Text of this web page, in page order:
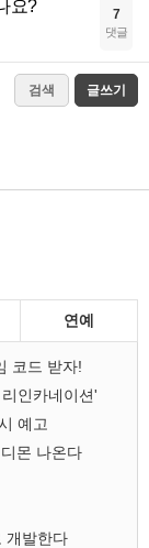
요? 7
댓글
검색 글쓰기
연예
코드 받자!
인카네이션'
예고
몬 나온다
개발한다